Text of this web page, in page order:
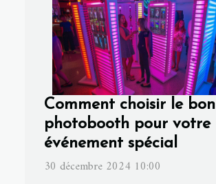
Comment choisir le bon
photobooth pour votre
événement spécial
30 décembre 2024 10:00